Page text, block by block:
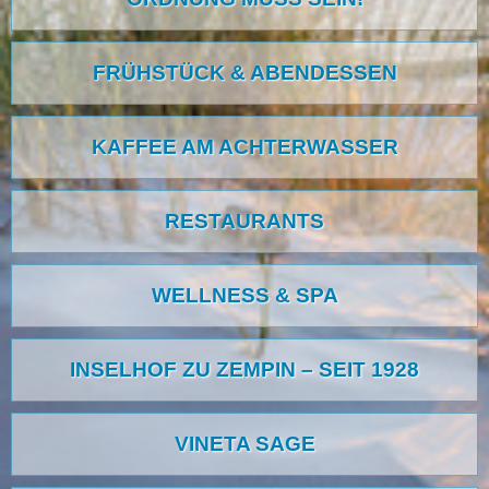
FRÜHSTÜCK & ABENDESSEN
KAFFEE AM ACHTERWASSER
RESTAURANTS
WELLNESS & SPA
INSELHOF ZU ZEMPIN – SEIT 1928
VINETA SAGE